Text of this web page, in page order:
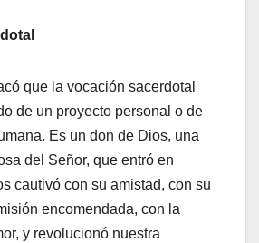
que la vocación sacerdotal
de un proyecto personal o de
Es un don de Dios, una
del Señor, que entró en
cautivó con su amistad, con su
encomendada, con la
y revolucionó nuestra